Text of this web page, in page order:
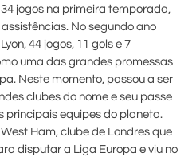
jogos na primeira temporada,
No segundo ano
44 jogos, 11 gols e 7
uma das grandes promessas
Neste momento, passou a ser
clubes do nome e seu passe
principais equipes do planeta.
Ham, clube de Londres que
disputar a Liga Europa e viu no